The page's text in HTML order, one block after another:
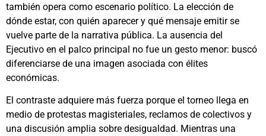
también opera como escenario político. La elección de
dónde estar, con quién aparecer y qué mensaje emitir se
vuelve parte de la narrativa pública. La ausencia del
Ejecutivo en el palco principal no fue un gesto menor: buscó
diferenciarse de una imagen asociada con élites
económicas.
El contraste adquiere más fuerza porque el torneo llega en
medio de protestas magisteriales, reclamos de colectivos y
una discusión amplia sobre desigualdad. Mientras una